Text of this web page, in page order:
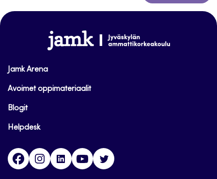
takaisin
www.jamk.fi
Jamk Arena
Avoimet oppimateriaalit
Blogit
Helpdesk
FacebookInstagram
LinkedInYoutube